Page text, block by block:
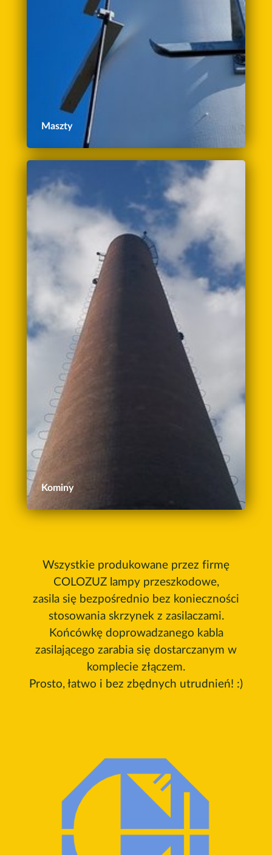
Maszty
Kominy
Wszystkie produkowane przez firmę
COLOZUZ lampy przeszkodowe,
zasila się bezpośrednio bez konieczności
stosowania skrzynek z zasilaczami.
Końcówkę doprowadzanego kabla
zasilającego zarabia się dostarczanym w
komplecie złączem.
Prosto, łatwo i bez zbędnych utrudnień! :)